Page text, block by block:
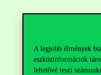
A legjobb élmények
eszközinformációk
lehetővé teszi